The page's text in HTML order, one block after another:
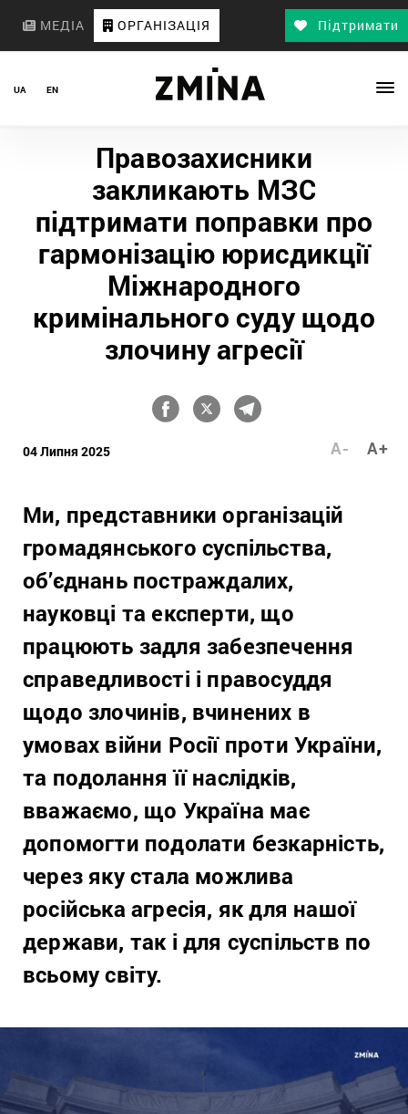
МЕДІА ОРГАНІЗАЦІЯ Підтримати
UA EN
Правозахисники
закликають МЗС
підтримати поправки про
гармонізацію юрисдикції
Міжнародного
кримінального суду щодо
злочину агресії
04 Липня 2025 A+
A-
Ми, представники організацій
громадянського суспільства,
об’єднань постраждалих,
науковці та експерти, що
працюють задля забезпечення
справедливості і правосуддя
щодо злочинів, вчинених в
умовах війни Росії проти України,
та подолання її наслідків,
вважаємо, що Україна має
допомогти подолати безкарність,
через яку стала можлива
російська агресія, як для нашої
держави, так і для суспільств по
всьому світу.